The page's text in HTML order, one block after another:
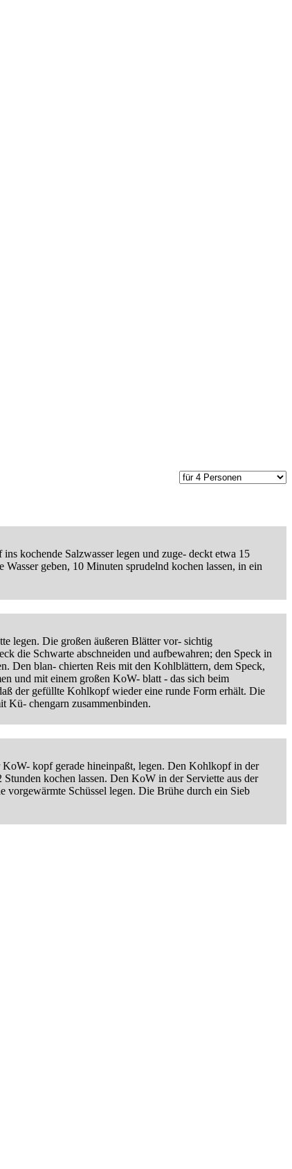
kochende Salzwasser legen und zuge- deckt etwa 15
geben, 10 Minuten sprudelnd kochen lassen, in ein
legen. Die großen äußeren Blätter vor- sichtig
die Schwarte abschneiden und aufbewahren; den Speck in
Den blan- chierten Reis mit den Kohlblättern, dem Speck,
und mit einem großen KoW- blatt - das sich beim
der gefüllte Kohlkopf wieder eine runde Form erhält. Die
Kü- chengarn zusammenbinden.
kopf gerade hineinpaßt, legen. Den Kohlkopf in der
kochen lassen. Den KoW in der Serviette aus der
Schüssel legen. Die Brühe durch ein Sieb